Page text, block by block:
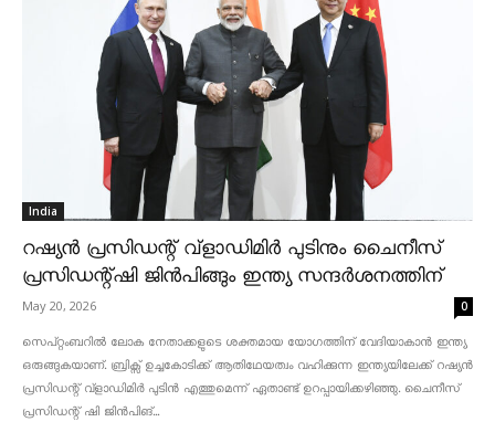
India
റഷ്യൻ പ്രസിഡന്റ് വ്‌ളാഡിമിർ പുടിനും ചൈനീസ്
പ്രസിഡന്റ്ഷി ജിൻപിങ്ങും ഇന്ത്യ സന്ദർശനത്തിന്
May 20, 2026 0
സെപ്റ്റംബറിൽ ലോക നേതാക്കളുടെ ശക്തമായ യോഗത്തിന് വേദിയാകാൻ ഇന്ത്യ
ഒരുങ്ങുകയാണ്. ബ്രിക്സ് ഉച്ചകോടിക്ക് ആതിഥേയത്വം വഹിക്കുന്ന ഇന്ത്യയിലേക്ക് റഷ്യൻ
പ്രസിഡന്റ് വ്‌ളാഡിമിർ പുടിൻ എത്തുമെന്ന് ഏതാണ്ട് ഉറപ്പായിക്കഴിഞ്ഞു. ചൈനീസ്
പ്രസിഡന്റ് ഷി ജിൻപിങ്...